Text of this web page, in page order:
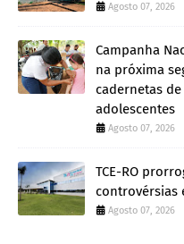
Agosto 07, 2026
Campanha
na próxima
cadernetas
adolescentes
Agosto 07, 2026
TCE-RO
controvérsias
Agosto 07, 2026